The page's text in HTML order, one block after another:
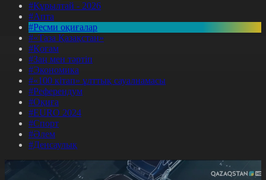
#Құрылтай - 2026
#Апта
#Ресми оқиғалар
#«Таза Қазақстан»
#Қоғам
#Заң мен тәртіп
#Экономика
#«100 кітап» ұлттық сауалнамасы
#Референдум
#Оқиға
#EURO 2024
#Спорт
#Әлем
#Денсаулық